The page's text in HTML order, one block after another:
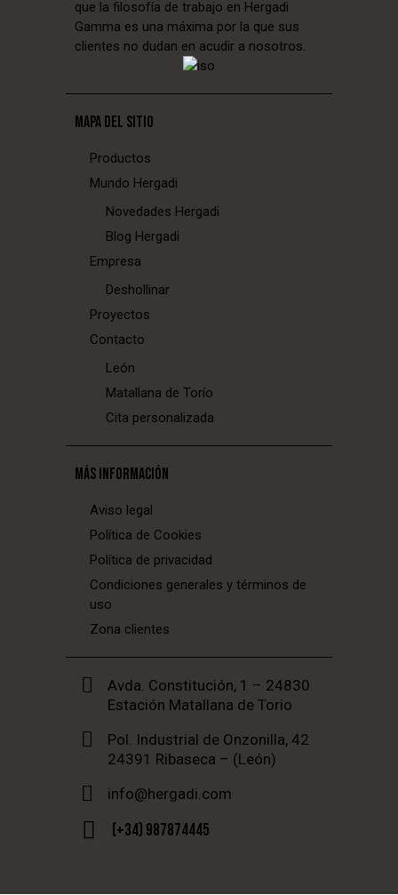
que la filosofía de trabajo en Hergadi
Gamma es una máxima por la que sus
clientes no dudan en acudir a nosotros.
MAPA DEL SITIO
Productos
Mundo Hergadi
Novedades Hergadi
Blog Hergadi
Empresa
Deshollinar
Proyectos
Contacto
León
Matallana de Torío
Cita personalizada
MÁS INFORMACIÓN
Aviso legal
Política de Cookies
Política de privacidad
Condiciones generales y términos de
uso
Zona clientes
Avda. Constitución, 1 – 24830
Estación Matallana de Torio
Pol. Industrial de Onzonilla, 42
24391 Ribaseca – (León)
info@hergadi.com
(+34) 987874445